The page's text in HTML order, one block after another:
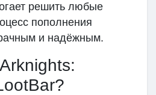
решить любые
пополнения
и надёжным.